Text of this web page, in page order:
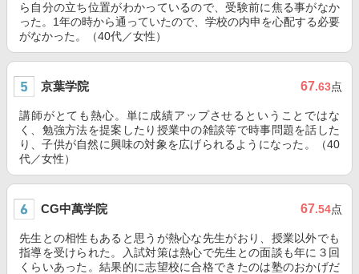
ら自分の立ち位置がわかっているので、受験前に焦る事がなか
った。1年の時から通っていたので、学校の内申を心配する必要
がなかった。（40代／女性）
京葉学院 67.63点
講師がとても熱心。単に成績アップさせるということではな
く、勉強方法を提案したり授業中の雑談等で時事問題を話した
り、子供が自然に興味の対象を広げられるようになった。（40
代／女性）
CG中萬学院 67.54点
先生との相性もあると思うが熱心な先生がおり、授業以外でも
指導を受けられた。入試対策は熱心で先生との面談も年に３回
くらいあった。結果的に志望校に合格できたのは塾のおかげだ